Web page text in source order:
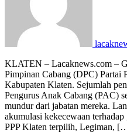
KLATEN – Lacaknews.com –
Pimpinan Cabang (DPC) Partai
Kabupaten Klaten. Sejumlah
Pengurus Anak Cabang (PAC)
mundur dari jabatan mereka.
akumulasi kekecewaan
PPP Klaten terpilih, Legiman,